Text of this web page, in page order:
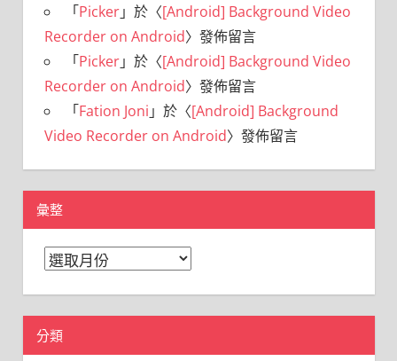
「Picker」於〈[Android] Background Video
Recorder on Android〉發佈留言
「Picker」於〈[Android] Background Video
Recorder on Android〉發佈留言
「Fation Joni 」於〈[Android] Background
Video Recorder on Android〉發佈留言
彙整
彙
分類